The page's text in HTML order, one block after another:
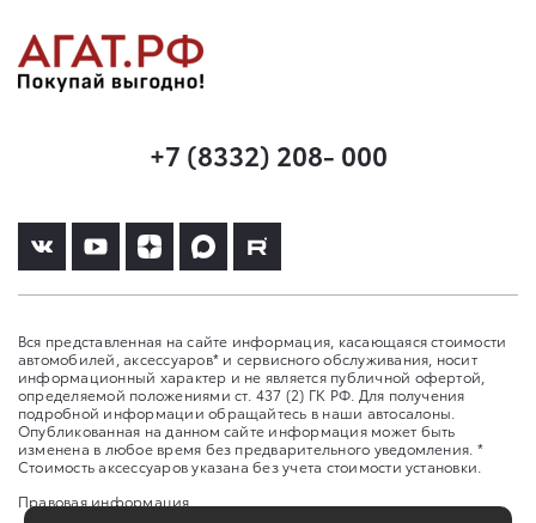
+7 (8332) 208- 000
Вся представленная на сайте информация, касающаяся стоимости
автомобилей, аксессуаров* и сервисного обслуживания, носит
информационный характер и не является публичной офертой,
определяемой положениями ст. 437 (2) ГК РФ. Для получения
подробной информации обращайтесь в наши автосалоны.
Опубликованная на данном сайте информация может быть
изменена в любое время без предварительного уведомления. *
Стоимость аксессуаров указана без учета стоимости установки.
Правовая информация